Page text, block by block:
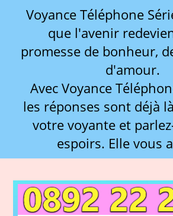
Voyance Téléphone
que l'avenir
promesse de bonheur,
d'amour.
Avec Voyance
les réponses sont déjà
votre voyante et
espoirs. Elle vous